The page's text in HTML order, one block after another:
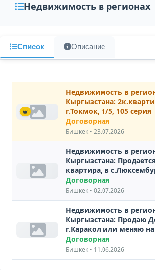
Недвижимость в регионах
Список Описание
Недвижимость в
Кыргызстана:
г.Токмок, 1/5, 105 серия
Договорная
Бишкек • 23.07.2026
Недвижимость в
Кыргызстана:
квартира, в
Договорная
Бишкек • 02.07.2026
Недвижимость в
Кыргызстана: Продаю
г.Каракол или меняю
Договорная
Бишкек • 11.06.2026